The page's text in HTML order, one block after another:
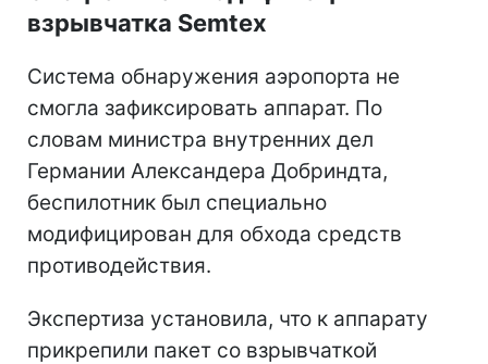
взрывчатка Semtex
Система обнаружения аэропорта не
смогла зафиксировать аппарат. По
словам министра внутренних дел
Германии Александера Добриндта,
беспилотник был специально
модифицирован для обхода средств
противодействия.
Экспертиза установила, что к аппарату
прикрепили пакет со взрывчаткой